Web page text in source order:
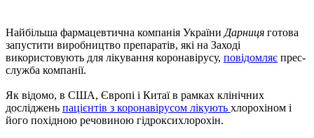
Найбільша фармацевтична компанія України Дарниця готова
запустити виробництво препаратів, які на Заході
використовують для лікування коронавірусу, повідомляє прес-
служба компанії.
Як відомо, в США, Європі і Китаї в рамках клінічних
досліджень пацієнтів з коронавірусом лікують хлорохіном і
його похідною речовиною гідроксихлорохін.